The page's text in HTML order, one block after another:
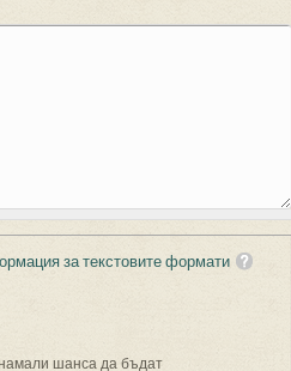
за текстовите формати
шанса да бъдат